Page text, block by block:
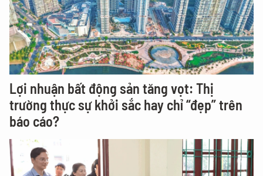
Lợi nhuận bất động sản tăng vọt: Thị
trường thực sự khởi sắc hay chỉ “đẹp” trên
báo cáo?